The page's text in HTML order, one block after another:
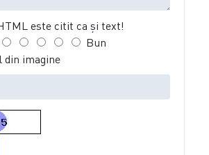
este citit ca şi text!
Bun
din imagine